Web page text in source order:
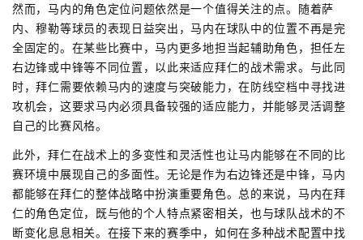
然而，马内的角色定位问题依然是一个值得关注的点。随着萨
内、穆勒等球员的表现日益突出，马内在球队中的位置不再是完
全固定的。在某些比赛中，马内更多地担当起辅助角色，担任左
右边锋或中锋等不同位置，以此来适应拜仁的战术需求。与此同
时，拜仁需要依赖马内的速度与突破能力，在防线空档中寻找进
攻机会，这要求马内必须具备较强的适应能力，并能够灵活调整
自己的比赛风格。
此外，拜仁在战术上的多变性和灵活性也让马内能够在不同的比
赛环境中展现自己的多面性。无论是作为右边锋还是中锋，马内
都能够在拜仁的整体战略中扮演重要角色。总的来说，马内在拜
仁的角色定位，既与他的个人特点紧密相关，也与球队战术的不
断变化息息相关。在接下来的赛季中，如何在多种战术配置中找